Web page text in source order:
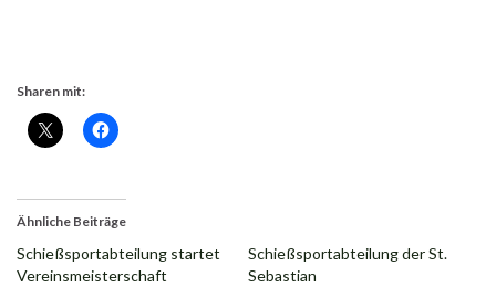
Sharen mit:
Ähnliche Beiträge
Schießsportabteilung startet
Vereinsmeisterschaft
Schießsportabteilung der St.
Sebastian